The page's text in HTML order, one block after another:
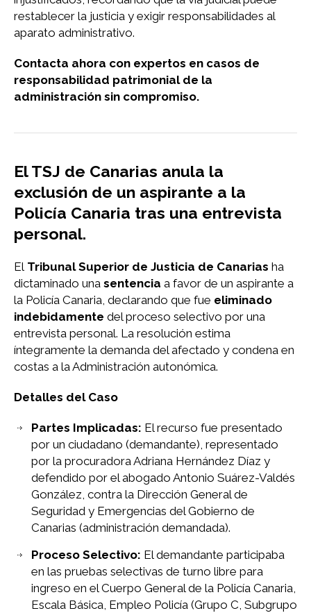
restablecer la justicia y exigir responsabilidades al
aparato administrativo.
Contacta ahora con expertos en casos de
responsabilidad patrimonial de la
administración sin compromiso.
El TSJ de Canarias anula la
exclusión de un aspirante a la
Policía Canaria tras una entrevista
personal.
El Tribunal Superior de Justicia de Canarias ha
dictaminado una sentencia a favor de un aspirante a
la Policía Canaria, declarando que fue eliminado
indebidamente del proceso selectivo por una
entrevista personal. La resolución estima
íntegramente la demanda del afectado y condena en
costas a la Administración autonómica.
Detalles del Caso
Partes Implicadas: El recurso fue presentado
por un ciudadano (demandante), representado
por la procuradora Adriana Hernández Díaz y
defendido por el abogado Antonio Suárez-Valdés
González, contra la Dirección General de
Seguridad y Emergencias del Gobierno de
Canarias (administración demandada).
Proceso Selectivo: El demandante participaba
en las pruebas selectivas de turno libre para
ingreso en el Cuerpo General de la Policía Canaria,
Escala Básica, Empleo Policía (Grupo C, Subgrupo